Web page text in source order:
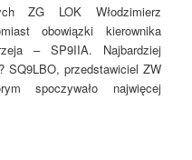
ZG LOK Włodzimierz
obowiązki kierownika
– SP9IIA. Najbardziej
SQ9LBO, przedstawiciel ZW
spoczywało najwięcej